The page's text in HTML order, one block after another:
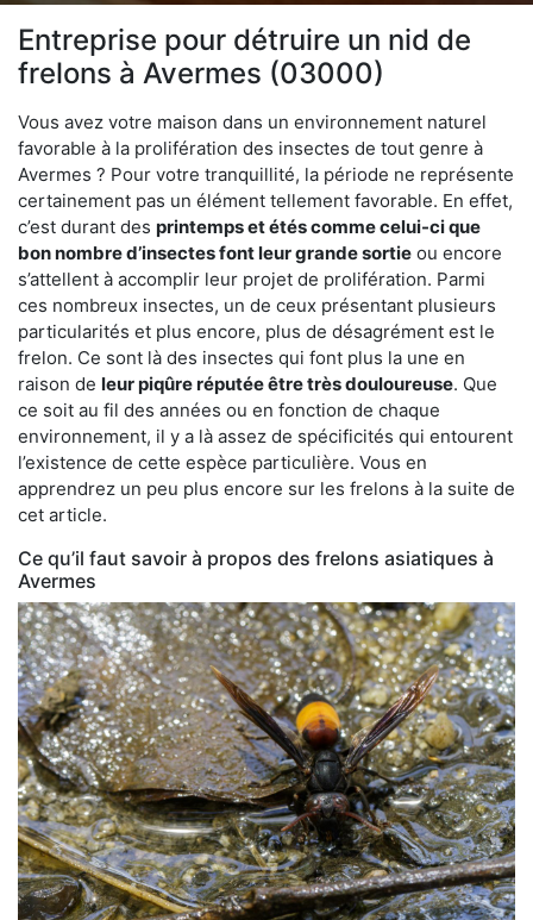
Entreprise pour détruire un nid de
frelons à Avermes (03000)
Vous avez votre maison dans un environnement naturel
favorable à la prolifération des insectes de tout genre à
Avermes ? Pour votre tranquillité, la période ne représente
certainement pas un élément tellement favorable. En effet,
c’est durant des printemps et étés comme celui-ci que
bon nombre d’insectes font leur grande sortie ou encore
s’attellent à accomplir leur projet de prolifération. Parmi
ces nombreux insectes, un de ceux présentant plusieurs
particularités et plus encore, plus de désagrément est le
frelon. Ce sont là des insectes qui font plus la une en
raison de leur piqûre réputée être très douloureuse. Que
ce soit au fil des années ou en fonction de chaque
environnement, il y a là assez de spécificités qui entourent
l’existence de cette espèce particulière. Vous en
apprendrez un peu plus encore sur les frelons à la suite de
cet article.
Ce qu’il faut savoir à propos des frelons asiatiques à
Avermes